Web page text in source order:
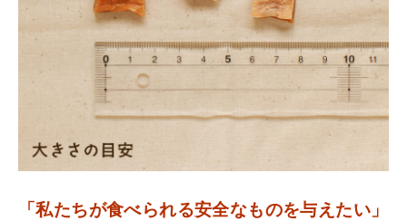
「私たちが食べられる安全なものを与えたい」